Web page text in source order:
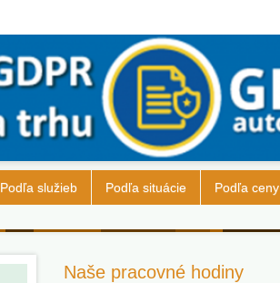
Podľa služieb Podľa situácie Podľa ceny
Naše pracovné hodiny